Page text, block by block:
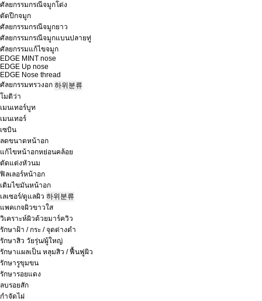
ศัลยกรรมกรณีจมูกโด่ง
ตัดปีกจมูก
ศัลยกรรมกรณีจมูกยาว
ศัลยกรรมกรณีจมูกแบนปลายทู่
ศัลยกรรมแก้ไขจมูก
EDGE MINT nose
EDGE Up nose
EDGE Nose thread
ศัลยกรรมทรวงอก 하위분류
โมติว่า
เมนเทอร์บูท
เมนเทอร์
เซบิน
ลดขนาดหน้าอก
แก้ไขหน้าอกหย่อนคล้อย
ตัดแต่งหัวนม
ฟิลเลอร์หน้าอก
เติมไขมันหน้าอก
เลเซอร์/ดูแลผิว 하위분류
แพคเกจผิวขาวใส
วิเคราะห์ผิวด้วยมาร์ควิว
รักษาฝ้า / กระ / จุดด่างดำ
รักษาสิว วัยรุ่น/ผู้ใหญ่
รักษาแผลเป็น หลุมสิว / ฟื้นฟูผิว
รักษารูขุมขน
รักษารอยแดง
ลบรอยสัก
กำจัดไฝ